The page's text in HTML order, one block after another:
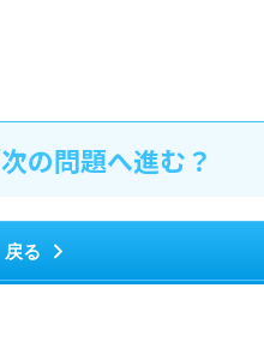
の問題へ進む？
戻る